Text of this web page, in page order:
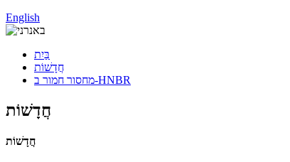
English
בַּיִת
חֲדָשׁוֹת
מחסור חמור ב-HNBR
חֲדָשׁוֹת
חֲדָשׁוֹת